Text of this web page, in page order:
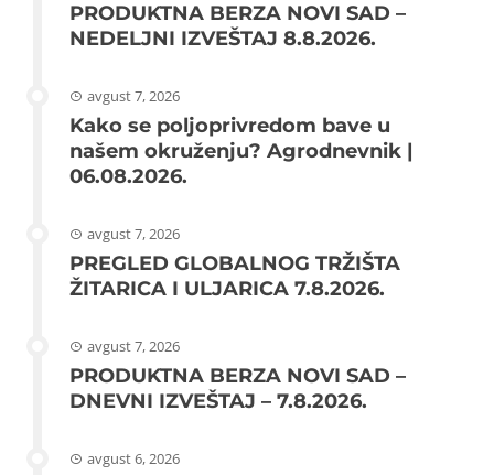
PRODUKTNA BERZA NOVI SAD –
NEDELJNI IZVEŠTAJ 8.8.2026.
avgust 7, 2026
Kako se poljoprivredom bave u
našem okruženju? Agrodnevnik |
06.08.2026.
avgust 7, 2026
PREGLED GLOBALNOG TRŽIŠTA
ŽITARICA I ULJARICA 7.8.2026.
avgust 7, 2026
PRODUKTNA BERZA NOVI SAD –
DNEVNI IZVEŠTAJ – 7.8.2026.
avgust 6, 2026